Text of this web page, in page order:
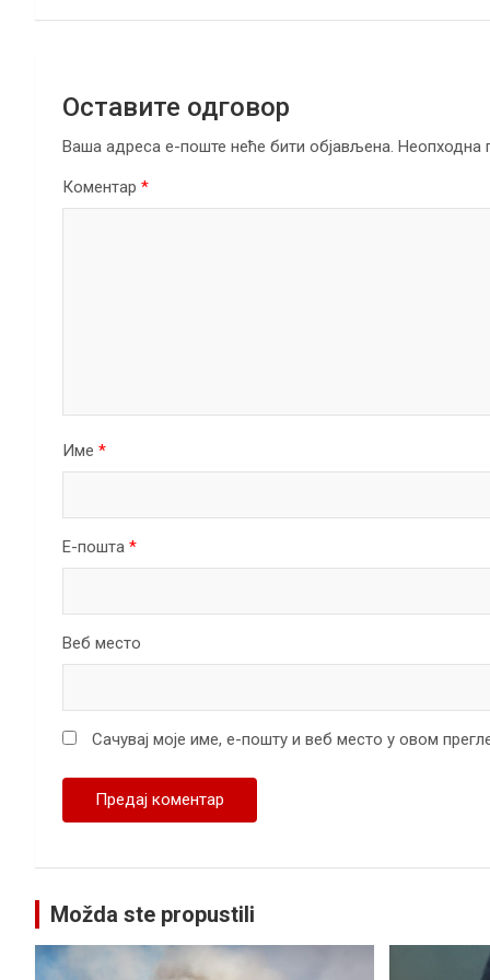
k
p
Оставите одговор
Ваша адреса е-поште неће бити објављена. Неопходна
Коментар *
Име *
Е-пошта *
Веб место
Сачувај моје име, е-пошту и веб место у овом
Možda ste propustili